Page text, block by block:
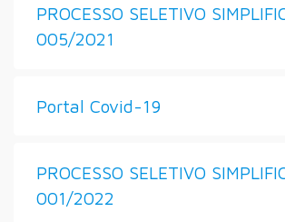
PROCESSO SELETIVO
005/2021
Portal Covid-19
PROCESSO SELETIVO
001/2022